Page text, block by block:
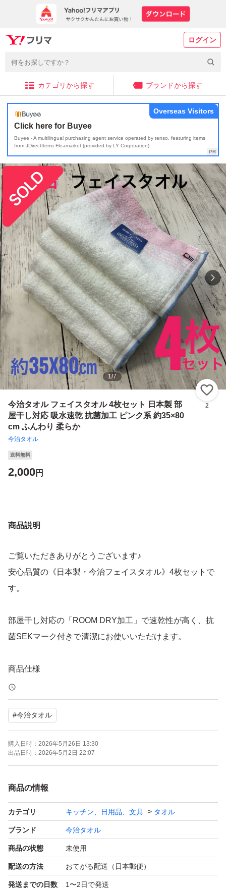
ログイン
カテゴリから探す ブランドから探す
Click here for Buyee
Buyee - A multilingual purchasing agent service operated by tenso, featuring items
from JDirectItems Fleamarket (provided by LY Corporation)
Overseas Visitors
1/7
今治タオル フェイスタオル 4枚セット 日本製 部
屋干し対応 吸水速乾 抗菌加工 ピンク系 約35×80
cm ふんわり 柔らか
今治タオル
2
送料無料
2,000円
商品説明
ご覧いただきありがとうございます♪
安心品質の《日本製・今治フェイスタオル》4枚セットで
す。
部屋干し対応の「ROOM DRY加工」で速乾性が高く、抗
菌SEKマーク付きで清潔にお使いいただけます。
商品仕様
●サイズ
約35×80cm（フェイスタオルサイズ）
●セット内容
同柄・同色 4枚セット
ホワイト×淡ピンク系ボーダー
●素材
綿100％（今治認定品質）
#今治タオル
購入日時： 2026年5月26日 13:30
出品日時： 2026年5月2日 22:07
商品の情報
カテゴリ キッチン、日用品、文具 タオル
ブランド 今治タオル
商品の状態 未使用
配送の方法 おてがる配送（日本郵便）
発送までの日数 1〜2日で発送